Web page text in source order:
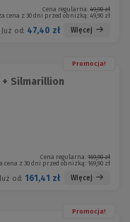
Cena regularna: 49,90 zł
cena z 30 dni przed obniżką:49,90 zł
Już od: 47,40 zł Więcej
Promocja!
+ Silmarillion
Cena regularna: 169,90 zł
cena z 30 dni przed obniżką:169,90 zł
Już od: 161,41 zł Więcej
Promocja!